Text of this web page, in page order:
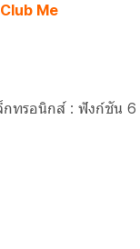
Me
ทรอนิกส์ : ฟังก์ชัน 6